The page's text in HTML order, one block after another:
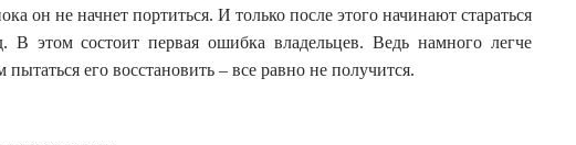
он не начнет портиться. И только после этого начинают стараться
В этом состоит первая ошибка владельцев. Ведь намного легче
его восстановить – все равно не получится.